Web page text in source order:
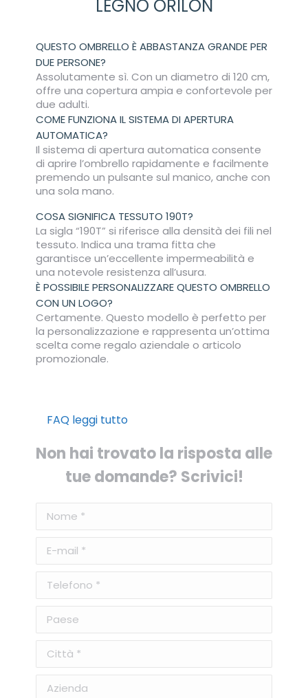
LEGNO ORILON
QUESTO OMBRELLO È ABBASTANZA GRANDE PER
DUE PERSONE?
Assolutamente sì. Con un diametro di 120 cm,
offre una copertura ampia e confortevole per
due adulti.
COME FUNZIONA IL SISTEMA DI APERTURA
AUTOMATICA?
Il sistema di apertura automatica consente
di aprire l’ombrello rapidamente e facilmente
premendo un pulsante sul manico, anche con
una sola mano.
COSA SIGNIFICA TESSUTO 190T?
La sigla “190T” si riferisce alla densità dei fili nel
tessuto. Indica una trama fitta che
garantisce un’eccellente impermeabilità e
una notevole resistenza all’usura.
È POSSIBILE PERSONALIZZARE QUESTO OMBRELLO
CON UN LOGO?
Certamente. Questo modello è perfetto per
la personalizzazione e rappresenta un’ottima
scelta come regalo aziendale o articolo
promozionale.
FAQ leggi tutto
Non hai trovato la risposta alle
tue domande? Scrivici!
Nome *
E-mail *
Telefono *
Paese
Città *
Azienda